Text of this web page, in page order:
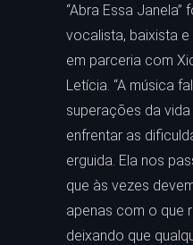
“Abra Essa Janela”
vocalista, baixista
em parceria com
Letícia. “A música
superações da
enfrentar as
erguida. Ela nos
que às vezes
apenas com o que
deixando que